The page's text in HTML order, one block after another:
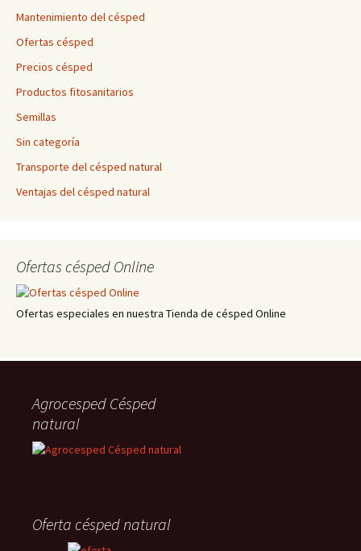
Mantenimiento del césped
Ofertas césped
Precios césped
Productos fitosanitarios
Semillas
Sin categoría
Transporte del césped natural
Ventajas del césped natural
Ofertas césped Online
Ofertas especiales en nuestra Tienda de césped Online
Agrocesped Césped
natural
Oferta césped natural